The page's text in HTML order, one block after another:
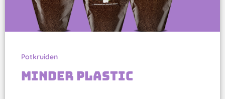
Potkruiden
Minder plastic